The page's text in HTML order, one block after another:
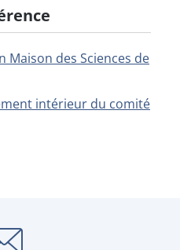
l'Université de
FMSH, membre du
qualifiées
XXe siècle.
du collège des
Conseil de surveillance
Maison des Sciences de
intérieur du comité